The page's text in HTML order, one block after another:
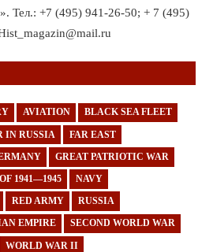
Тел.: +7 (495) 941-26-50; + 7 (495)
AVIATION BLACK SEA FLEET
IN RUSSIA FAR EAST
GREAT PATRIOTIC WAR
1941—1945 NAVY
RED ARMY RUSSIA
EMPIRE SECOND WORLD WAR
WORLD WAR II